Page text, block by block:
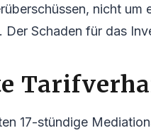
nicht um
Der Schaden für das
17-stündige